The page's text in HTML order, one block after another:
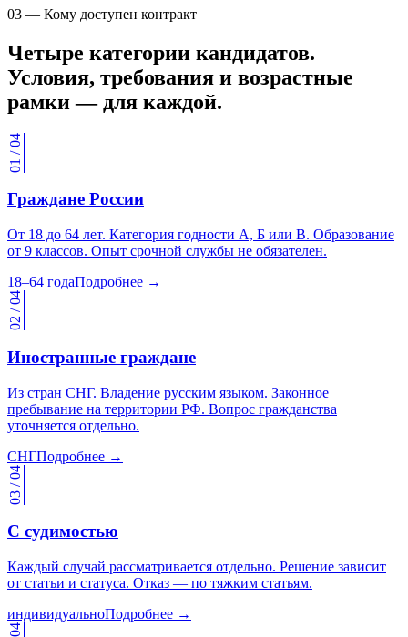
03 — Кому доступен контракт
Четыре категории кандидатов.
Условия, требования и возрастные
рамки — для каждой.
01 / 04
Граждане России
От 18 до 64 лет. Категория годности А, Б или В. Образование
от 9 классов. Опыт срочной службы не обязателен.
18–64 годаПодробнее →
02 / 04
Иностранные граждане
Из стран СНГ. Владение русским языком. Законное
пребывание на территории РФ. Вопрос гражданства
уточняется отдельно.
СНГПодробнее →
03 / 04
С судимостью
Каждый случай рассматривается отдельно. Решение зависит
от статьи и статуса. Отказ — по тяжким статьям.
индивидуальноПодробнее →